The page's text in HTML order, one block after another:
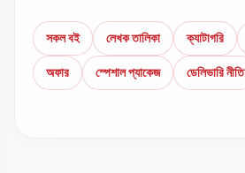
সকল বই লেখক তালিকা ক্যাটাগরি
অফার
স্পেশাল প্যাকেজ ডেলিভারি নীতি